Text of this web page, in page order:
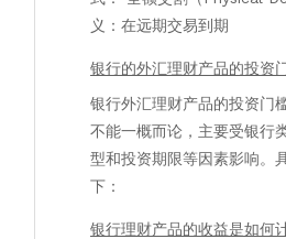
义：在远期交易到期
银行的外汇理财产品的投资
银行外汇理财产品的投资门
不能一概而论，主要受银行
型和投资期限等因素影响。
下：
银行理财产品的收益是如何